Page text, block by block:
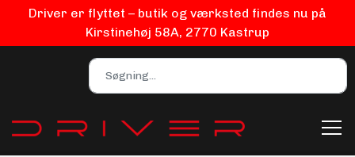
Driver er flyttet – butik og værksted findes nu på
Kirstinehøj 58A, 2770 Kastrup